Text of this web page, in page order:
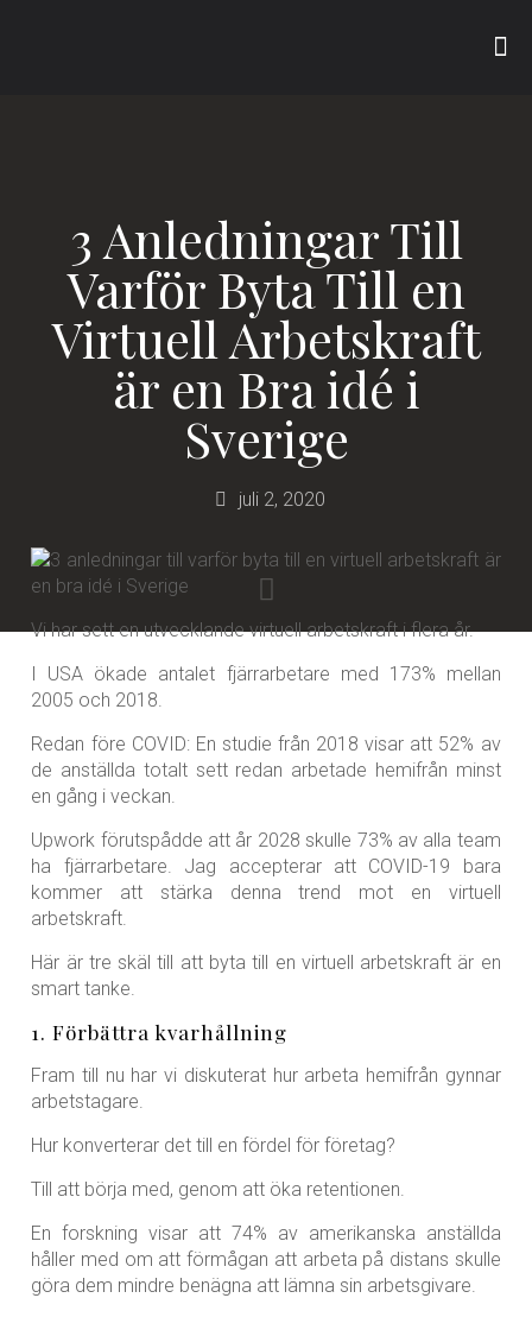
3 Anledningar Till
Varför Byta Till en
Virtuell Arbetskraft
är en Bra idé i
Sverige
juli 2, 2020
Vi har sett en utvecklande virtuell arbetskraft i flera år.
I USA ökade antalet fjärrarbetare med 173% mellan
2005 och 2018.
Redan före COVID: En studie från 2018 visar att 52% av
de anställda totalt sett redan arbetade hemifrån minst
en gång i veckan.
Upwork förutspådde att år 2028 skulle 73% av alla team
ha fjärrarbetare. Jag accepterar att COVID-19 bara
kommer att stärka denna trend mot en virtuell
arbetskraft.
Här är tre skäl till att byta till en virtuell arbetskraft är en
smart tanke.
1. Förbättra kvarhållning
Fram till nu har vi diskuterat hur arbeta hemifrån gynnar
arbetstagare.
Hur konverterar det till en fördel för företag?
Till att börja med, genom att öka retentionen.
En forskning visar att 74% av amerikanska anställda
håller med om att förmågan att arbeta på distans skulle
göra dem mindre benägna att lämna sin arbetsgivare.